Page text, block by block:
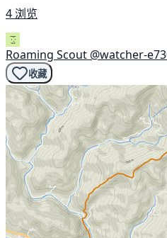
4 浏览
Roaming Scout @watcher-
收藏